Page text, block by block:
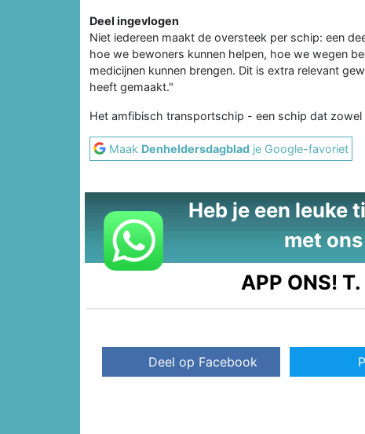
Deel ingevlogen
Niet iedereen maakt de oversteek per schip: een
hoe we bewoners kunnen helpen, hoe we wegen
medicijnen kunnen brengen. Dit is extra relevant
heeft gemaakt."
Het amfibisch transportschip - een schip dat
Maak Denheldersdagblad je Google-favoriet
Heb je een leuke
met
APP ONS! T.
Deel op Facebook